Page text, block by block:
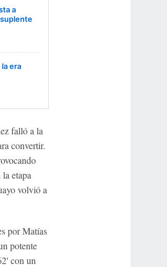
a
era
falló a la
convertir.
etapa
volvió a
por Matías
potente
con un